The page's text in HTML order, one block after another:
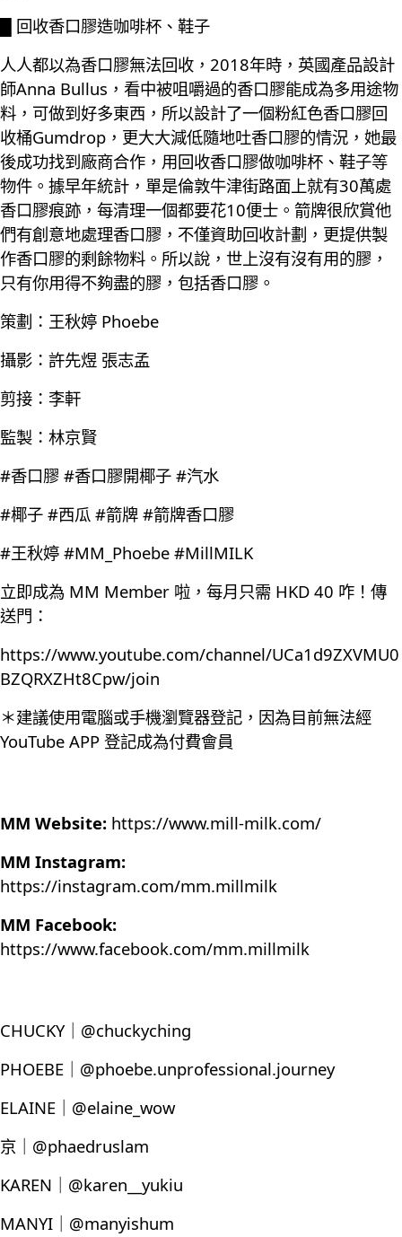
█ 回收香口膠造咖啡杯、鞋子
人人都以為香口膠無法回收，2018年時，英國產品設計
師Anna Bullus，看中被咀嚼過的香口膠能成為多用途物
料，可做到好多東西，所以設計了一個粉紅色香口膠回
收桶Gumdrop，更大大減低隨地吐香口膠的情況，她最
後成功找到廠商合作，用回收香口膠做咖啡杯、鞋子等
物件。據早年統計，單是倫敦牛津街路面上就有30萬處
香口膠痕跡，每清理一個都要花10便士。箭牌很欣賞他
們有創意地處理香口膠，不僅資助回收計劃，更提供製
作香口膠的剩餘物料。所以說，世上沒有沒有用的膠，
只有你用得不夠盡的膠，包括香口膠。
策劃：王秋婷 Phoebe
攝影：許先煜 張志孟
剪接：李軒
監製：林京賢
#香口膠 #香口膠開椰子 #汽水
#椰子 #西瓜 #箭牌 #箭牌香口膠
#王秋婷 #MM_Phoebe #MillMILK
立即成為 MM Member 啦，每月只需 HKD 40 咋！傳
送門：
https://www.youtube.com/channel/UCa1d9ZXVMU0
BZQRXZHt8Cpw/join
＊建議使用電腦或手機瀏覽器登記，因為目前無法經
YouTube APP 登記成為付費會員
MM Website: https://www.mill-milk.com/
MM Instagram:
https://instagram.com/mm.millmilk
MM Facebook:
https://www.facebook.com/mm.millmilk
CHUCKY｜@chuckyching
PHOEBE｜@phoebe.unprofessional.journey
ELAINE｜@elaine_wow
京｜@phaedruslam
KAREN｜@karen__yukiu
MANYI｜@manyishum